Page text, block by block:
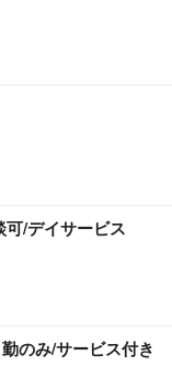
可/デイサービス
のみ/サービス付き